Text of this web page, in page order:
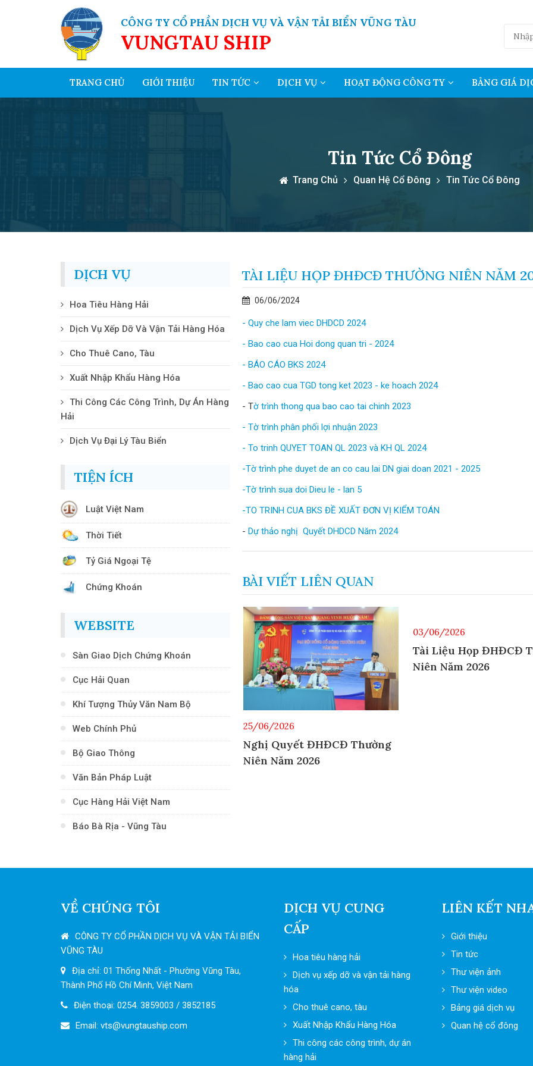
CÔNG TY CỔ PHẦN DỊCH VỤ VÀ VẬN TẢI BIỂN VŨNG TÀU
VUNGTAU SHIP
TRANG CHỦ GIỚI THIỆU TIN TỨC DỊCH VỤ HOẠT ĐỘNG CÔNG TY BẢNG GIÁ
Tin Tức Cổ Đông
Trang Chủ Quan Hệ Cổ Đông Tin Tức Cổ Đông
TÀI LIỆU HỌP ĐHĐCĐ THƯỜNG NIÊN NĂM
06/06/2024
- Quy che lam viec DHDCD 2024
- Bao cao cua Hoi dong quan tri - 2024
- BÁO CÁO BKS 2024
- Bao cao cua TGD tong ket 2023 - ke hoach 2024
- Tờ trình thong qua bao cao tai chinh 2023
- Tờ trình phân phối lợi nhuận 2023
- To trinh QUYET TOAN QL 2023 và KH QL 2024
-Tờ trình phe duyet de an co cau lai DN giai doan 2021 - 2025
-Tờ trình sua doi Dieu le - lan 5
-TO TRINH CUA BKS ĐỀ XUẤT ĐƠN VỊ KIỂM TOÁN
- Dự thảo nghị Quyết DHDCD Năm 2024
BÀI VIẾT LIÊN QUAN
25/06/2026
Biên Bản Họp ĐHĐCĐ
Thường NIên Năm 2026
25/06/2026
Nghị Quyết ĐHĐCĐ Thường
Niên Năm 2026
03/06/2026
Tài Liệu Họp ĐHĐCĐ
Niên Năm 2026
DỊCH VỤ
Hoa Tiêu Hàng Hải
Dịch Vụ Xếp Dỡ Và Vận Tải Hàng Hóa
Cho Thuê Cano, Tàu
Xuất Nhập Khẩu Hàng Hóa
Thi Công Các Công Trình, Dự Án Hàng
Hải
Dịch Vụ Đại Lý Tàu Biển
TIỆN ÍCH
Luật Việt Nam
Thời Tiết
Tỷ Giá Ngoại Tệ
Chứng Khoán
WEBSITE
Sàn Giao Dịch Chứng Khoán
Cục Hải Quan
Khí Tượng Thủy Văn Nam Bộ
Web Chính Phủ
Bộ Giao Thông
Văn Bản Pháp Luật
Cục Hàng Hải Việt Nam
Báo Bà Rịa - Vũng Tàu
VỀ CHÚNG TÔI
CÔNG TY CỔ PHẦN DỊCH VỤ VÀ VẬN TẢI BIỂN
VŨNG TÀU
Địa chỉ: 01 Thống Nhất - Phường Vũng Tàu,
Thành Phố Hồ Chí Minh, Việt Nam
Điện thoại: 0254. 3859003 / 3852185
Email: vts@vungtauship.com
DỊCH VỤ CUNG
CẤP
Hoa tiêu hàng hải
Dịch vụ xếp dỡ và vận tải hàng
hóa
Cho thuê cano, tàu
Xuất Nhập Khẩu Hàng Hóa
Thi công các công trình, dự án
hàng hải
LIÊN KẾT
Giới thiệu
Tin tức
Thư viện ảnh
Thư viện video
Bảng giá dịch vụ
Quan hệ cổ đông